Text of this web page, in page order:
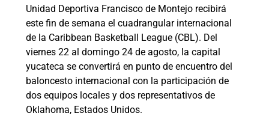
Unidad Deportiva Francisco de Montejo recibirá
este fin de semana el cuadrangular internacional
de la Caribbean Basketball League (CBL). Del
viernes 22 al domingo 24 de agosto, la capital
yucateca se convertirá en punto de encuentro del
baloncesto internacional con la participación de
dos equipos locales y dos representativos de
Oklahoma, Estados Unidos.